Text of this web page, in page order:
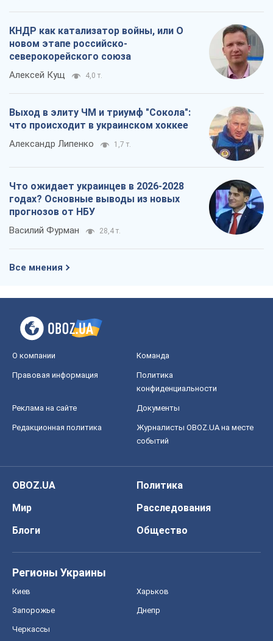
КНДР как катализатор войны, или О
новом этапе российско-
северокорейского союза
Алексей Кущ 4,0 т.
Выход в элиту ЧМ и триумф "Сокола":
что происходит в украинском хоккее
Александр Липенко 1,7 т.
Что ожидает украинцев в 2026-2028
годах? Основные выводы из новых
прогнозов от НБУ
Василий Фурман 28,4 т.
Все мнения
О компании Команда
Правовая информация
Политика
конфиденциальности
Реклама на сайте Документы
Редакционная политика
Журналисты OBOZ.UA на месте
событий
OBOZ.UA
Политика
Мир
Расследования
Блоги
Общество
Регионы Украины
Киев Харьков
Запорожье Днепр
Черкассы